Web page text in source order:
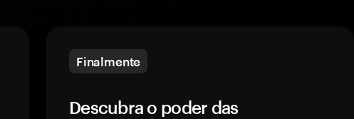
Finalmente
Descubra o poder das